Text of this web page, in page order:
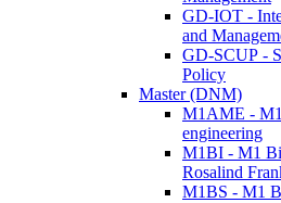
GD-IOT -
and
GD-SCUP -
Policy
Master (DNM)
M1AME -
engineering
M1BI - M1
Rosalind
M1BS - M1